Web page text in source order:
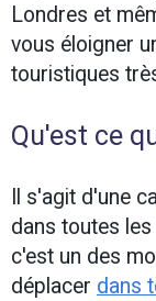
Londres et
vous éloigner
touristiques
Qu'est ce
Il s'agit d'une
dans toutes
c'est un des
déplacer dans